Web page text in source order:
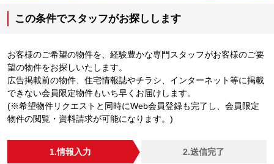
この条件でスタッフがお探しします
お客様のご希望の物件を、経験豊かな専門スタッフがお客様のご要
望の物件をお探しいたします。
広告掲載前の物件、住宅情報誌やチラシ、インターネット等に掲載
できない会員限定物件もいち早くお届けします。
(※希望物件リクエストと同時にWeb会員登録も完了し、会員限定
物件の閲覧・資料請求が可能になります。)
1.情報入力 2.送信完了